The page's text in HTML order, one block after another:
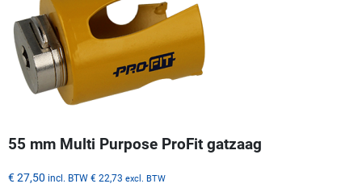
55 mm Multi Purpose ProFit gatzaag
€ 27,50 incl. BTW € 22,73 excl. BTW